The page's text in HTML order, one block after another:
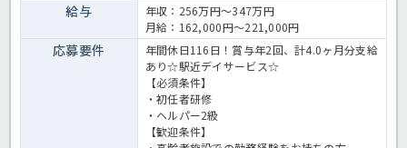
給与
年収：256万円～347万円
月給：162,000円～221,000円
応募要件
年間休日116日！賞与年2回、計4.0ヶ月分支給
あり☆駅近デイサービス☆
【必須条件】
・初任者研修
・ヘルパー2級
【歓迎条件】